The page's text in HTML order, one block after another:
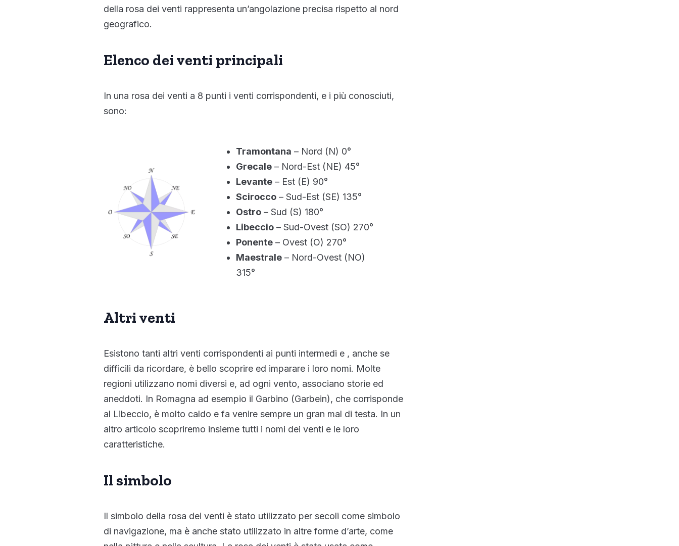
della rosa dei venti rappresenta un’angolazione precisa rispetto al nord
geografico.
Elenco dei venti principali
In una rosa dei venti a 8 punti i venti corrispondenti, e i più conosciuti,
sono:
Tramontana – Nord (N) 0°
Grecale– Nord-Est (NE) 45°
Levante– Est (E) 90°
Scirocco– Sud-Est (SE) 135°
Ostro– Sud (S) 180°
Libeccio– Sud-Ovest (SO) 270°
Ponente– Ovest (O) 270°
Maestrale– Nord-Ovest (NO)
315°
Altri venti
Esistono tanti altri venti corrispondenti ai punti intermedi e , anche se
difficili da ricordare, è bello scoprire ed imparare i loro nomi. Molte
regioni utilizzano nomi diversi e, ad ogni vento, associano storie ed
aneddoti. In Romagna ad esempio il Garbino (Garbein), che corrisponde
al Libeccio, è molto caldo e fa venire sempre un gran mal di testa. In un
altro articolo scopriremo insieme tutti i nomi dei venti e le loro
caratteristiche.
Il simbolo
Il simbolo della rosa dei venti è stato utilizzato per secoli come simbolo
di navigazione, ma è anche stato utilizzato in altre forme d’arte, come